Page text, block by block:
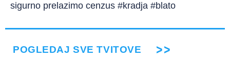
sigurno prelazimo cenzus #kradja #blato
POGLEDAJ SVE TVITOVE